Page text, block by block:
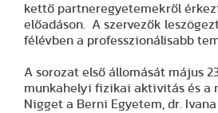
kettő partneregyetemekről
előadáson. A szervezők
félévben a professzionálisabb
A sorozat első állomását május
munkahelyi fizikai aktivitás és a
Nigget a Berni Egyetem, dr.